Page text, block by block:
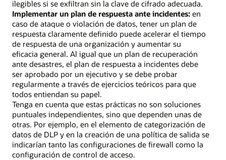
ilegibles si se exfiltran sin la clave de cifrado adecuada.
Implementar un plan de respuesta ante incidentes: en
caso de ataque o violación de datos, tener un plan de
respuesta claramente definido puede acelerar el tiempo
de respuesta de una organización y aumentar su
eficacia general. Al igual que un plan de recuperación
ante desastres, el plan de respuesta a incidentes debe
ser aprobado por un ejecutivo y se debe probar
regularmente a través de ejercicios teóricos para que
todos entiendan su papel.
Tenga en cuenta que estas prácticas no son soluciones
puntuales independientes, sino que dependen unas de
otras. Por ejemplo, en el elemento de categorización de
datos de DLP y en la creación de una política de salida se
indicarían tanto las configuraciones de firewall como la
configuración de control de acceso.